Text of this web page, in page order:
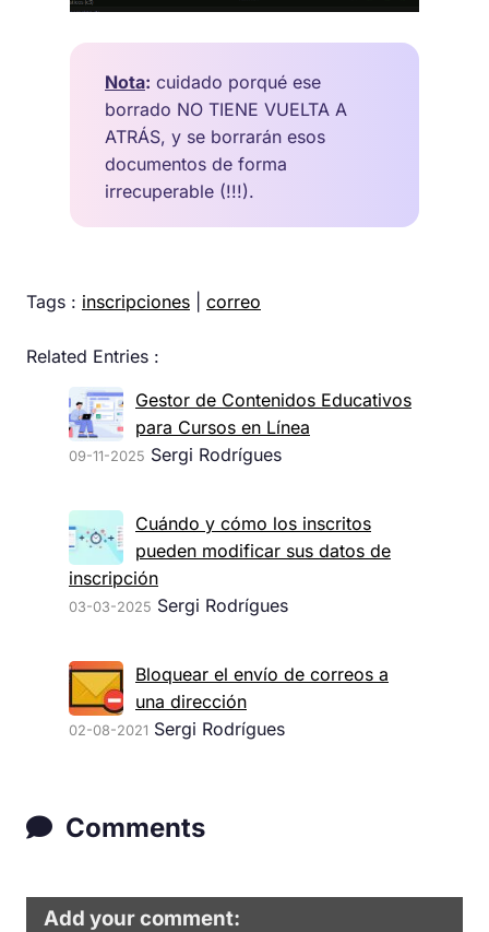
Nota: cuidado porqué ese
borrado NO TIENE VUELTA A
ATRÁS, y se borrarán esos
documentos de forma
irrecuperable (!!!).
Tags : inscripciones correo
Related Entries :
Gestor de Contenidos Educativos
para Cursos en Línea
09-11-2025 Sergi Rodrígues
Cuándo y cómo los inscritos
pueden modificar sus datos de
inscripción
03-03-2025 Sergi Rodrígues
Bloquear el envío de correos a
una dirección
02-08-2021 Sergi Rodrígues
Comments
Add your comment: